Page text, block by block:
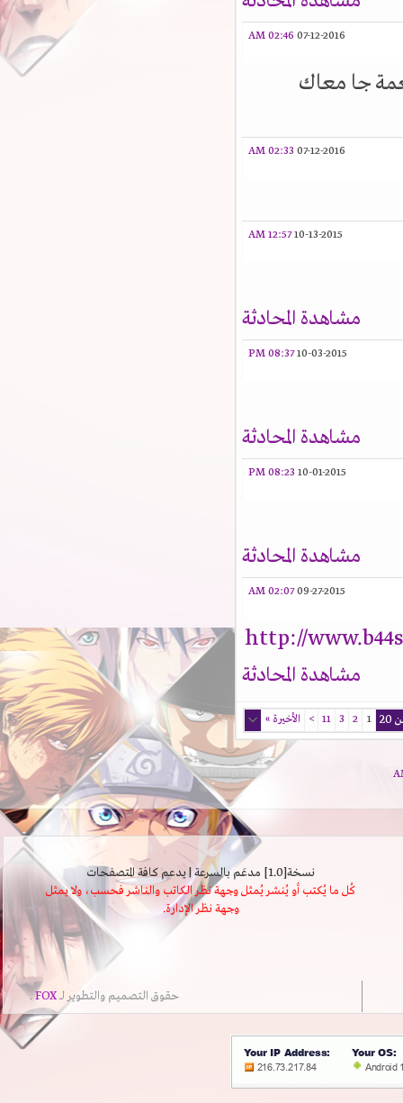
07-12-2016
02:46 AM
جا معاك
07-12-2016
02:33 AM
10-13-2015
12:57 AM
مشاهدة المحادثة
10-03-2015
08:37 PM
مشاهدة المحادثة
10-01-2015
08:23 PM
مشاهدة المحادثة
09-27-2015
02:07 AM
http://
مشاهدة المحادثة
2
11
> الأخيرة»
نسخة[1.0] مدعَم بالسرعة | يدعم كافة المتصفحات
كُل ما يُكتب أو يُنشر يُمثل وجهة نظر الكاتب والناشر فحسب، ولا يمثل
وجهة نظر الإدارة.
حقوق التصميم والتطوير لــFOX
.